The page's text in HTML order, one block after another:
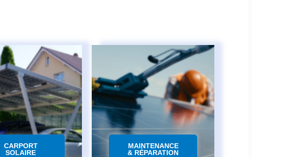
CARPORT
SOLAIRE
MAINTENANCE
& RÉPARATION